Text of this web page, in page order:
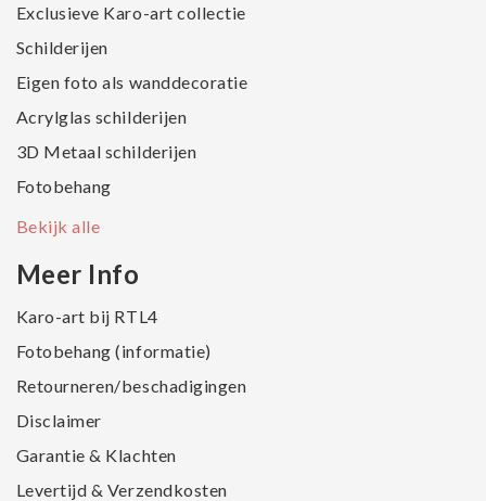
Exclusieve Karo-art collectie
Schilderijen
Eigen foto als wanddecoratie
Acrylglas schilderijen
3D Metaal schilderijen
Fotobehang
Bekijk alle
Meer Info
Karo-art bij RTL4
Fotobehang (informatie)
Retourneren/beschadigingen
Disclaimer
Garantie & Klachten
Levertijd & Verzendkosten